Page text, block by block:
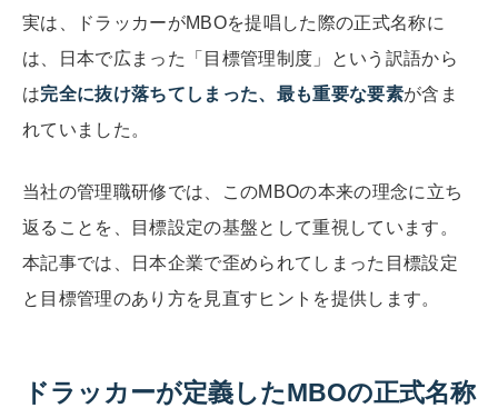
実は、ドラッカーがMBOを提唱した際の正式名称に
は、日本で広まった「目標管理制度」という訳語から
は完全に抜け落ちてしまった、最も重要な要素が含ま
れていました。
当社の管理職研修では、このMBOの本来の理念に立ち
返ることを、目標設定の基盤として重視しています。
本記事では、日本企業で歪められてしまった目標設定
と目標管理のあり方を見直すヒントを提供します。
ドラッカーが定義したMBOの正式名称